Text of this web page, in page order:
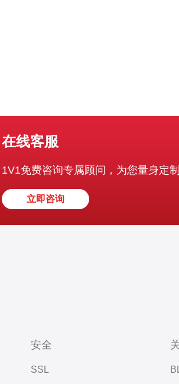
在线客服
1V1免费咨询专属顾问，为您量身定
立即咨询
安全
SSL